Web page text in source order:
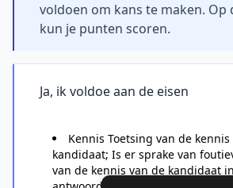
voldoen om kans te maken. Op
kun je punten scoren.
Ja, ik voldoe aan de eisen
Kennis Toetsing van de
kandidaat; Is er sprake van
van de kennis van de kandidaat